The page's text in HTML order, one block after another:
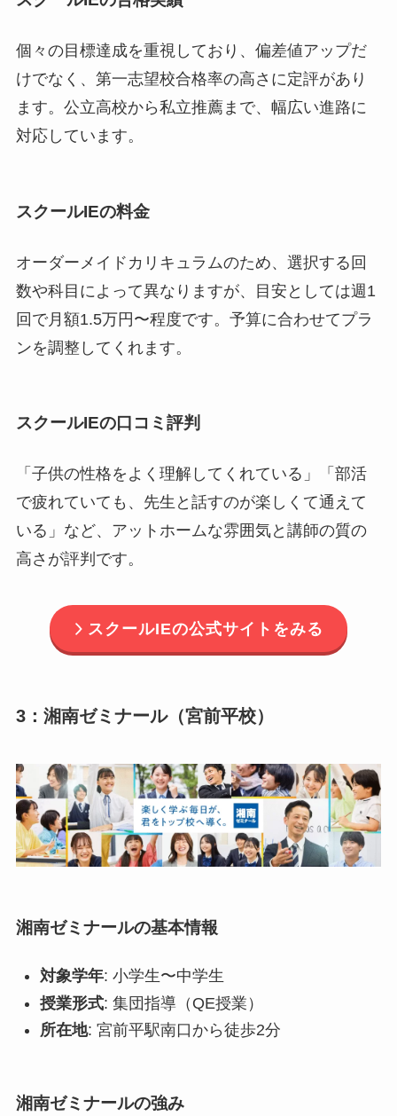
個々の目標達成を重視しており、偏差値アップだ
けでなく、第一志望校合格率の高さに定評があり
ます。公立高校から私立推薦まで、幅広い進路に
対応しています。
スクールIEの料金
オーダーメイドカリキュラムのため、選択する回
数や科目によって異なりますが、目安としては週1
回で月額1.5万円〜程度です。予算に合わせてプラ
ンを調整してくれます。
スクールIEの口コミ評判
「子供の性格をよく理解してくれている」「部活
で疲れていても、先生と話すのが楽しくて通えて
いる」など、アットホームな雰囲気と講師の質の
高さが評判です。
スクールIEの公式サイトをみる
3：湘南ゼミナール（宮前平校）
湘南ゼミナールの基本情報
対象学年: 小学生〜中学生
授業形式: 集団指導（QE授業）
所在地: 宮前平駅南口から徒歩2分
湘南ゼミナールの強み